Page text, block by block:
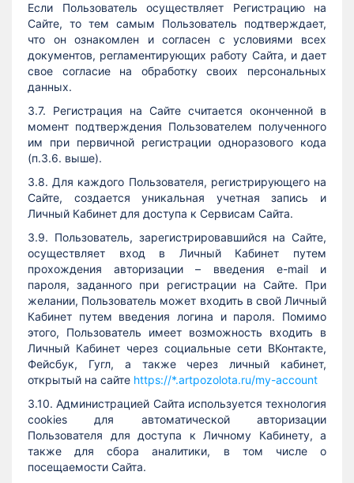
Если Пользователь осуществляет Регистрацию на
Сайте, то тем самым Пользователь подтверждает,
что он ознакомлен и согласен с условиями всех
документов, регламентирующих работу Сайта, и дает
свое согласие на обработку своих персональных
данных.
3.7. Регистрация на Сайте считается оконченной в
момент подтверждения Пользователем полученного
им при первичной регистрации одноразового кода
(п.3.6. выше).
3.8. Для каждого Пользователя, регистрирующего на
Сайте, создается уникальная учетная запись и
Личный Кабинет для доступа к Сервисам Сайта.
3.9. Пользователь, зарегистрировавшийся на Сайте,
осуществляет вход в Личный Кабинет путем
прохождения авторизации – введения e-mail и
пароля, заданного при регистрации на Сайте. При
желании, Пользователь может входить в свой Личный
Кабинет путем введения логина и пароля. Помимо
этого, Пользователь имеет возможность входить в
Личный Кабинет через социальные сети ВКонтакте,
Фейсбук, Гугл, а также через личный кабинет,
открытый на сайте https://*.artpozolota.ru/my-account
3.10. Администрацией Сайта используется технология
cookies для автоматической авторизации
Пользователя для доступа к Личному Кабинету, а
также для сбора аналитики, в том числе о
посещаемости Сайта.